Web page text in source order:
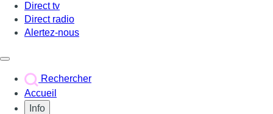
Direct tv
Direct radio
Alertez-nous
Rechercher
Accueil
Info